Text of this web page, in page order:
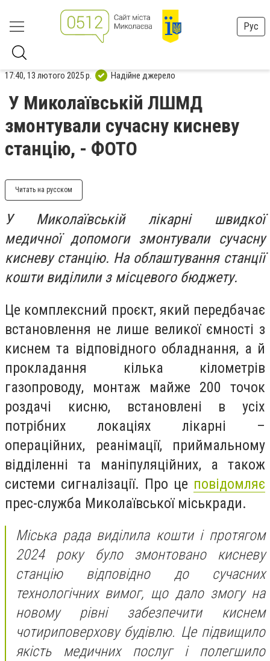
Рус
17:40, 13 лютого 2025 р. Надійне джерело
У Миколаївській ЛШМД
змонтували сучасну кисневу
станцію, - ФОТО
Читать на русском
У Миколаївській лікарні швидкої
медичної допомоги змонтували сучасну
кисневу станцію. На облаштування станції
кошти виділили з місцевого бюджету.
Це комплексний проєкт, який передбачає
встановлення не лише великої ємності з
киснем та відповідного обладнання, а й
прокладання кілька кілометрів
газопроводу, монтаж майже 200 точок
роздачі кисню, встановлені в усіх
потрібних локаціях лікарні –
операційних, реанімації, приймальному
відділенні та маніпуляційних, а також
системи сигналізації. Про це повідомляє
прес-служба Миколаївської міськради.
Міська рада виділила кошти і протягом
2024 року було змонтовано кисневу
станцію відповідно до сучасних
технологічних вимог, що дало змогу на
новому рівні забезпечити киснем
чотириповерхову будівлю. Це підвищило
якість медичних послуг і полегшило